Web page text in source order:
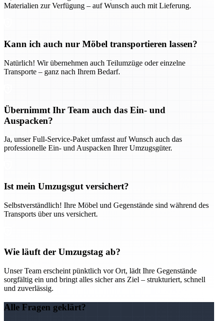
Materialien zur Verfügung – auf Wunsch auch mit Lieferung.
Kann ich auch nur Möbel transportieren lassen?
Natürlich! Wir übernehmen auch Teilumzüge oder einzelne
Transporte – ganz nach Ihrem Bedarf.
Übernimmt Ihr Team auch das Ein- und
Auspacken?
Ja, unser Full-Service-Paket umfasst auf Wunsch auch das
professionelle Ein- und Auspacken Ihrer Umzugsgüter.
Ist mein Umzugsgut versichert?
Selbstverständlich! Ihre Möbel und Gegenstände sind während des
Transports über uns versichert.
Wie läuft der Umzugstag ab?
Unser Team erscheint pünktlich vor Ort, lädt Ihre Gegenstände
sorgfältig ein und bringt alles sicher ans Ziel – strukturiert, schnell
und zuverlässig.
Alle Fragen geklärt?